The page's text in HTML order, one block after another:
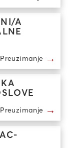
A
Preuzimanje →
Preuzimanje →